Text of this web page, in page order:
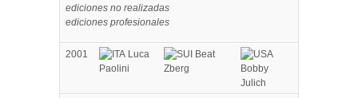
ediciones no realizadas
ediciones profesionales
2001
Luca
Paolini
Beat
Zberg
Bobby
Julich